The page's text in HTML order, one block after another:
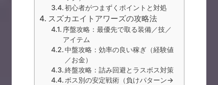
初心者がつまずくポイントと対処
スズカエイトアワーズの攻略法
序盤攻略：最優先で取る装備／技／
アイテム
中盤攻略：効率の良い稼ぎ（経験値
／お金）
終盤攻略：詰み回避とラスボス対策
ボス別の安定戦術（負けパターン→